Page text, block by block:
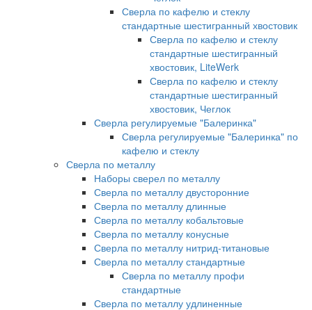
Сверла по кафелю и стеклу
стандартные шестигранный хвостовик
Сверла по кафелю и стеклу
стандартные шестигранный
хвостовик, LiteWerk
Сверла по кафелю и стеклу
стандартные шестигранный
хвостовик, Чеглок
Сверла регулируемые "Балеринка"
Сверла регулируемые "Балеринка" по
кафелю и стеклу
Сверла по металлу
Наборы сверел по металлу
Сверла по металлу двусторонние
Сверла по металлу длинные
Сверла по металлу кобальтовые
Сверла по металлу конусные
Сверла по металлу нитрид-титановые
Сверла по металлу стандартные
Сверла по металлу профи
стандартные
Сверла по металлу удлиненные